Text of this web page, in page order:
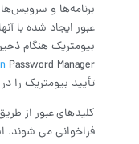
برنامه‌ها و
عبور ایجاد شده با
بیومتریک هنگام
تأیید بیومتریک را
کلیدهای عبور از
فراخوانی می شوند.